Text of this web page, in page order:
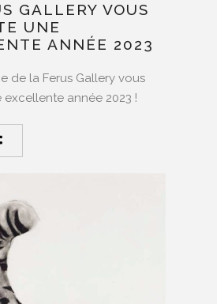
GALLERY VOUS
UNE
ANNÉE 2023
de la Ferus Gallery vous
excellente année 2023 !